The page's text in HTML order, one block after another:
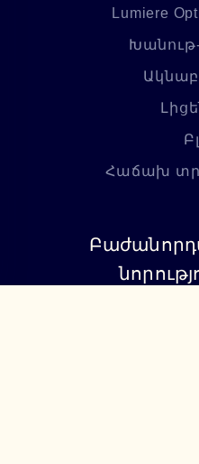
Lumiere
Հաճախ